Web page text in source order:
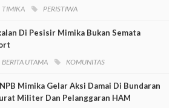
TIMIKA PERISTIWA
Di Pesisir Mimika Bukan Semata
BERITA UTAMA KOMUNITAS
Mimika Gelar Aksi Damai Di Bundaran
Militer Dan Pelanggaran HAM